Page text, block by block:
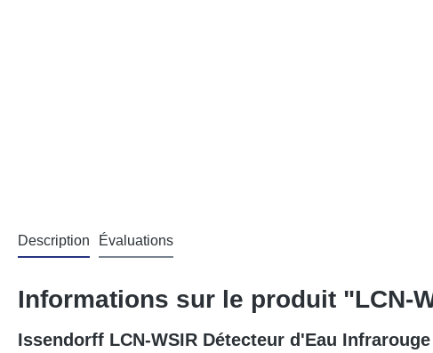
Description Évaluations
Informations sur le produit "LCN-
Issendorff LCN-WSIR Détecteur d'Eau Infrarouge